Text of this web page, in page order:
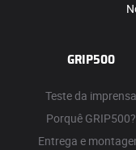
GRIP500
Teste da imprensa
Porquê GRIP500?
Entrega e